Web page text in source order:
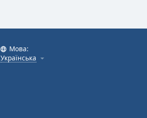
Мова:
Українська